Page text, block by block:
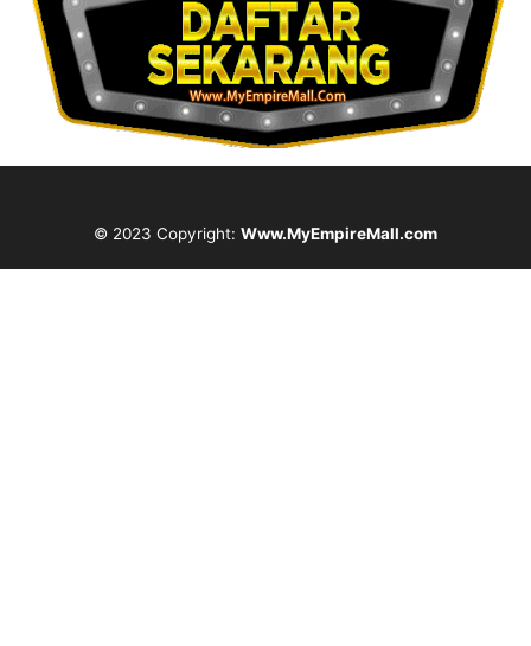
© 2023 Copyright: Www.MyEmpireMall.com